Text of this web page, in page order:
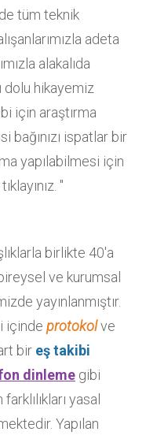
tüm teknik
adeta
alakalıda
dolu hikayemiz
için araştırma
bağınızı ispatlar bir
yapılabilmesi için
"
birlikte 40'a
ve kurumsal
yayınlanmıştır.
içinde protokolve
bir eş takibi
dinleme gibi
yasal
Yapılan